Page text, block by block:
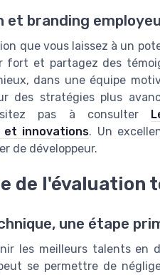
et branding
que vous laissez à un
fort et partagez des
dans une équipe
des stratégies plus
pas à consulter
innovations. Un
de développeur.
de l'évaluation
une étape
les meilleurs talents en
se permettre de